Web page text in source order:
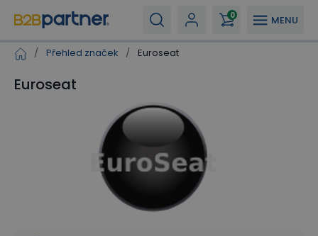
MENU
0
/ Přehled značek / Euroseat
Euroseat